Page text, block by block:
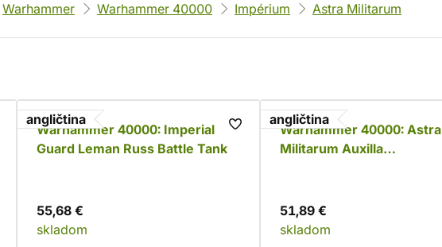
Warhammer Warhammer 40000 Impérium Astra Militarum
angličtina
Warhammer 40000: Imperial
Guard Leman Russ Battle Tank
55,68 €
skladom
angličtina
Warhammer 40000: Astra
Militarum Auxilla
51,89 €
skladom